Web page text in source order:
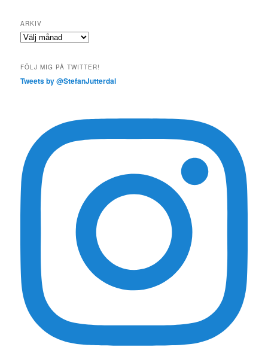
ARKIV
Arkiv
FÖLJ MIG PÅ TWITTER!
Tweets by @StefanJutterdal